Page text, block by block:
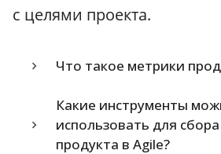
с целями проекта.
Что такое метрики
Какие инструменты
использовать для
продукта в Agile?